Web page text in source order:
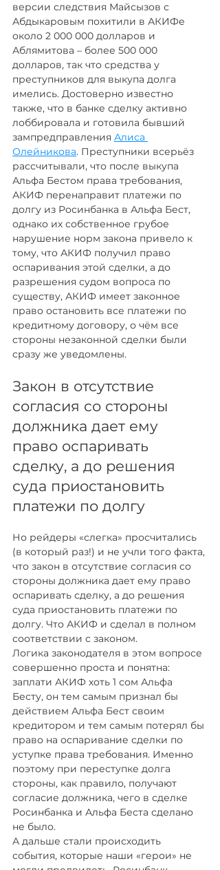
версии следствия Майсызов с
Абдыкаровым похитили в АКИФе
около 2 000 000 долларов и
Аблямитова – более 500 000
долларов, так что средства у
преступников для выкупа долга
имелись. Достоверно известно
также, что в банке сделку активно
лоббировала и готовила бывший
зампредправления Алиса
Олейникова. Преступники всерьёз
рассчитывали, что после выкупа
Альфа Бестом права требования,
АКИФ перенаправит платежи по
долгу из Росинбанка в Альфа Бест,
однако их собственное грубое
нарушение норм закона привело к
тому, что АКИФ получил право
оспаривания этой сделки, а до
разрешения судом вопроса по
существу, АКИФ имеет законное
право остановить все платежи по
кредитному договору, о чём все
стороны незаконной сделки были
сразу же уведомлены.
Закон в отсутствие
согласия со стороны
должника дает ему
право оспаривать
сделку, а до решения
суда приостановить
платежи по долгу
Но рейдеры «слегка» просчитались
(в который раз!) и не учли того факта,
что закон в отсутствие согласия со
стороны должника дает ему право
оспаривать сделку, а до решения
суда приостановить платежи по
долгу. Что АКИФ и сделал в полном
соответствии с законом.
Логика законодателя в этом вопросе
совершенно проста и понятна:
заплати АКИФ хоть 1 сом Альфа
Бесту, он тем самым признал бы
действием Альфа Бест своим
кредитором и тем самым потерял бы
право на оспаривание сделки по
уступке права требования. Именно
поэтому при переступке долга
стороны, как правило, получают
согласие должника, чего в сделке
Росинбанка и Альфа Беста сделано
не было.
А дальше стали происходить
события, которые наши «герои» не